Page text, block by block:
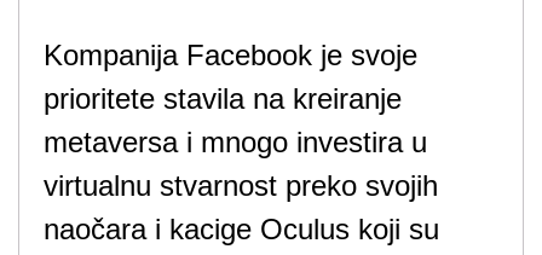
Kompanija Facebook je svoje
prioritete stavila na kreiranje
metaversa i mnogo investira u
virtualnu stvarnost preko svojih
naočara i kacige Oculus koji su